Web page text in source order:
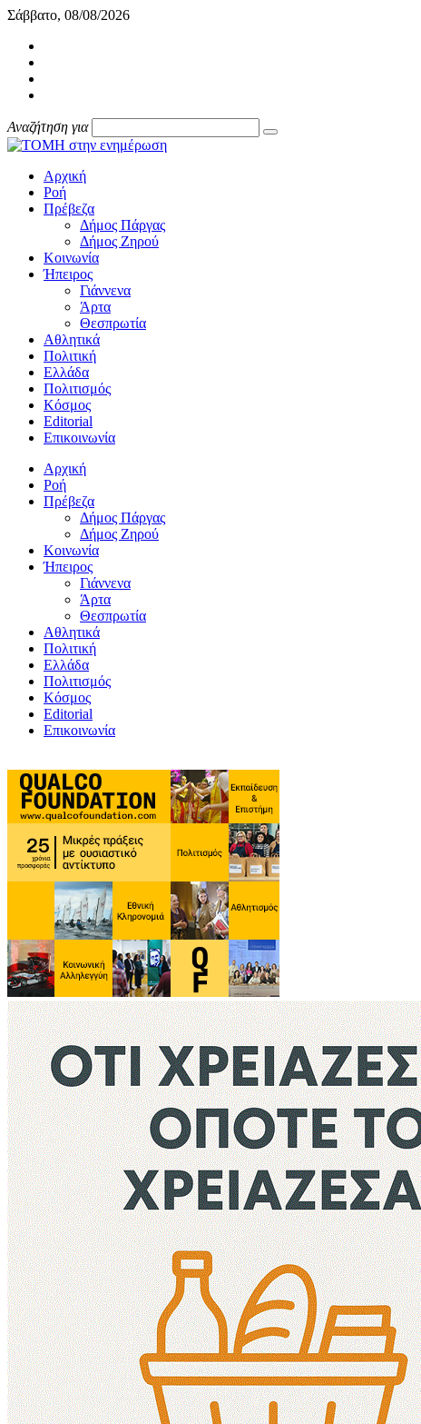
Σάββατο, 08/08/2026
Αναζήτηση για
Αρχική
Ροή
Πρέβεζα
Δήμος Πάργας
Δήμος Ζηρού
Κοινωνία
Ήπειρος
Γιάννενα
Άρτα
Θεσπρωτία
Αθλητικά
Πολιτική
Ελλάδα
Πολιτισμός
Κόσμος
Editorial
Επικοινωνία
Αρχική
Ροή
Πρέβεζα
Δήμος Πάργας
Δήμος Ζηρού
Κοινωνία
Ήπειρος
Γιάννενα
Άρτα
Θεσπρωτία
Αθλητικά
Πολιτική
Ελλάδα
Πολιτισμός
Κόσμος
Editorial
Επικοινωνία